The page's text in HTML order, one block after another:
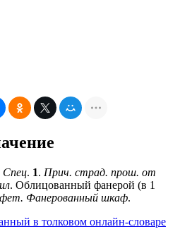
Спец. 1. Прич. страд. прош. от
. Облицованный фанерой (в 1
Фанерованный шкаф.
в толковом онлайн-словаре